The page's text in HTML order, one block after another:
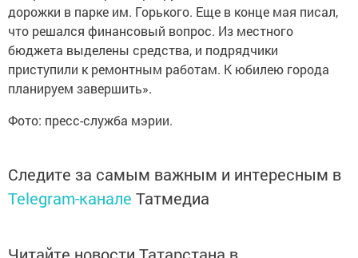
дорожки в парке им. Горького. Еще в конце мая писал,
что решался финансовый вопрос. Из местного
бюджета выделены средства, и подрядчики
приступили к ремонтным работам. К юбилею города
планируем завершить».
Фото: пресс-служба мэрии.
Следите за самым важным и интересным в
Telegram-канале Татмедиа
Читайте новости Татарстана в